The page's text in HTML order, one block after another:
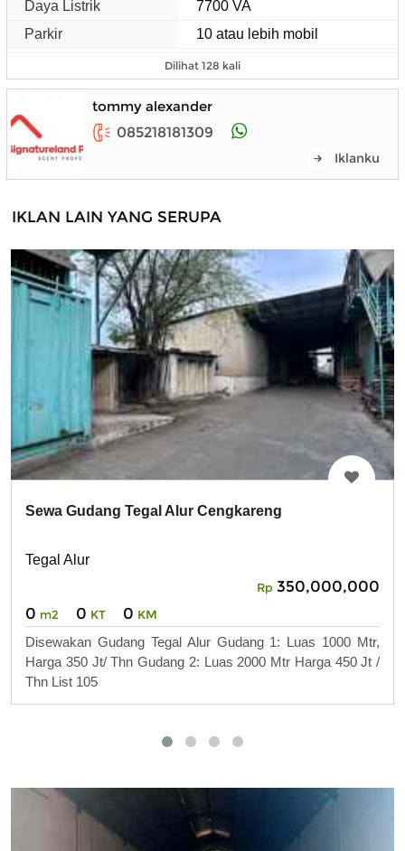
Daya Listrik
7700 VA
Parkir
10 atau lebih mobil
Dilihat 128 kali
tommy alexander
085218181309
Iklanku
IKLAN LAIN YANG SERUPA
Sewa Gudang Tegal Alur Cengkareng
Tegal Alur
Rp 350,000,000
0 m2 0 KT 0 KM
Disewakan Gudang Tegal Alur Gudang 1: Luas 1000 Mtr,
Harga 350 Jt/ Thn Gudang 2: Luas 2000 Mtr Harga 450 Jt /
Thn List 105